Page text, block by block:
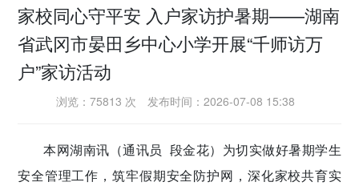
传播党建理论
密切党群关系
传递党的声音
家校同心守平安 入户家访护暑期——湖南
省武冈市晏田乡中心小学开展“千师访万
户”家访活动
浏览：75813 次 发布时间：2026-07-08 15:38
本网湖南讯（通讯员 段金花） 为切实做好暑期学生
安全管理工作，筑牢假期安全防护网，深化家校共育实